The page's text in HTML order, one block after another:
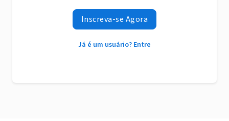
Inscreva-se Agora
Já é um usuário? Entre